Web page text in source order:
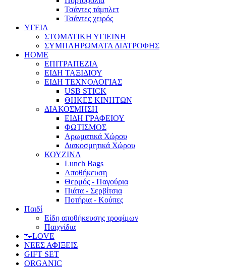
Τσάντες τάμπλετ
Τσάντες χειρός
ΥΓΕΙΑ
ΣΤΟΜΑΤΙΚΗ ΥΓΙΕΙΝΗ
ΣΥΜΠΛΗΡΩΜΑΤΑ ΔΙΑΤΡΟΦΗΣ
HOME
ΕΠΙΤΡΑΠΕΖΙΑ
ΕΙΔΗ ΤΑΞΙΔΙΟΥ
ΕΙΔΗ ΤΕΧΝΟΛΟΓΙΑΣ
USB STICK
ΘΗΚΕΣ ΚΙΝΗΤΩΝ
ΔΙΑΚΟΣΜΗΣΗ
ΕΙΔΗ ΓΡΑΦΕΙΟΥ
ΦΩΤΙΣΜΟΣ
Αρωματικά Χώρου
Διακοσμητικά Χώρου
ΚΟΥΖΙΝΑ
Lunch Bags
Αποθήκευση
Θερμός - Παγούρια
Πιάτα - Σερβίτσια
Ποτήρια - Κούπες
Παιδί
Είδη αποθήκευσης τροφίμων
Παιχνίδια
🐾LOVE
ΝΕΕΣ ΑΦΙΞΕΙΣ
GIFT SET
ORGANIC